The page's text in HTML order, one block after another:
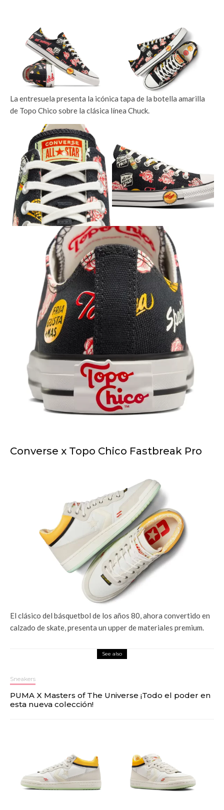
La entresuela presenta la icónica tapa de la botella amarilla
de Topo Chico sobre la clásica línea Chuck.
Converse x Topo Chico Fastbreak Pro
El clásico del básquetbol de los años 80, ahora convertido en
calzado de skate, presenta un upper de materiales premium.
See also
Sneakers
PUMA X Masters of The Universe ¡Todo el poder en
esta nueva colección!